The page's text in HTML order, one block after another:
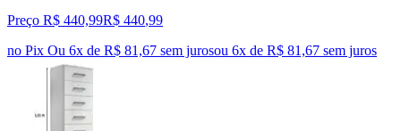
Preço R$ 440,99R$ 440,99
no Pix Ou 6x de R$ 81,67 sem jurosou 6x de R$ 81,67 sem juros